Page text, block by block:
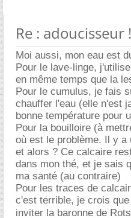
Re :
Moi aussi, mon eau est
Pour le lave-linge,
en même temps que la
Pour le cumulus, je fais
chauffer l'eau (elle n'est
bonne température pour
Pour la bouilloire (à
où est le problème. Il y a
et alors ? Ce calcaire
dans mon thé, et je sais
ma santé (au contraire)
Pour les traces de
c'est terrible, je crois
inviter la baronne de